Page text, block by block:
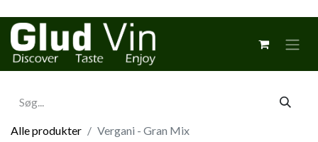
Alle produkter Vergani - Gran Mix